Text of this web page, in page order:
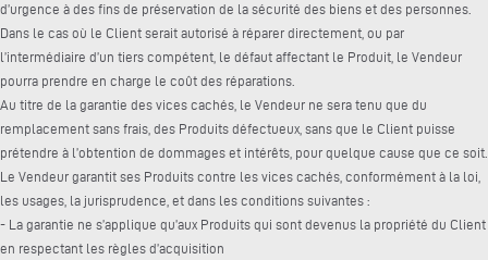
d’urgence à des fins de préservation de la sécurité des biens et des personnes.
Dans le cas où le Client serait autorisé à réparer directement, ou par
l’intermédiaire d’un tiers compétent, le défaut affectant le Produit, le Vendeur
pourra prendre en charge le coût des réparations.
Au titre de la garantie des vices cachés, le Vendeur ne sera tenu que du
remplacement sans frais, des Produits défectueux, sans que le Client puisse
prétendre à l’obtention de dommages et intérêts, pour quelque cause que ce soit.
Le Vendeur garantit ses Produits contre les vices cachés, conformément à la loi,
les usages, la jurisprudence, et dans les conditions suivantes :
- La garantie ne s’applique qu’aux Produits qui sont devenus la propriété du Client
en respectant les règles d’acquisition